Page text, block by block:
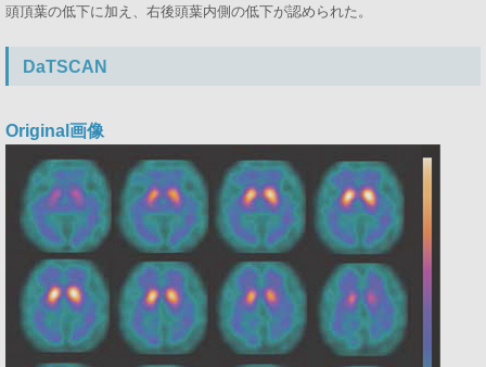
頭頂葉の低下に加え、右後頭葉内側の低下が認められた。
DaTSCAN
Original画像